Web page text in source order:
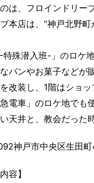
は、フロインドリーブ
本店は、“神戸北野
特殊潜入班-」のロケ
パンやお菓子などが
改装し、1階はショッ
電車」のロケ地でも
天井と、教会だった
神戸市中央区生田
容】